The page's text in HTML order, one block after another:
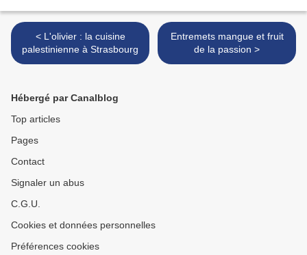
< L'olivier : la cuisine
palestinienne à Strasbourg
Entremets mangue et fruit
de la passion >
Hébergé par Canalblog
Top articles
Pages
Contact
Signaler un abus
C.G.U.
Cookies et données personnelles
Préférences cookies